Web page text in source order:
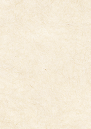
2026年1月15日